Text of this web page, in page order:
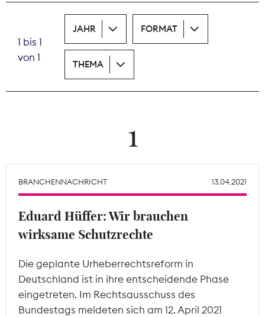
Recht
Tarifpolitik
Theodor-Wolff-Preis
Mitgliederbereich
1 bis 1
von 1
JAHR FORMAT
THEMA
1
BRANCHENNACHRICHT 13.04.2021
Eduard Hüffer: Wir brauchen
wirksame Schutzrechte
Die geplante Urheberrechtsreform in
Deutschland ist in ihre entscheidende Phase
eingetreten. Im Rechtsausschuss des
Bundestags meldeten sich am 12. April 2021